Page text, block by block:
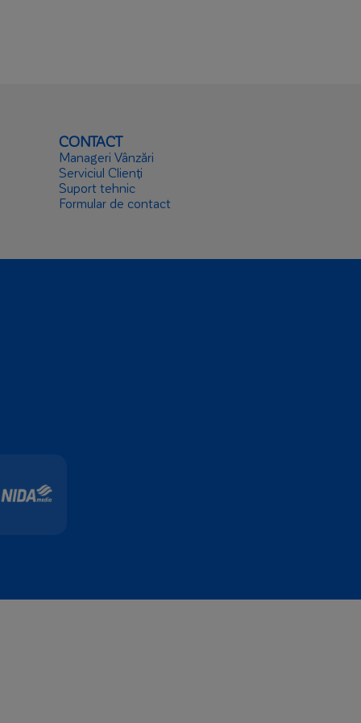
CONTACT
Manageri Vânzări
Serviciul Clienți
Suport tehnic
Formular de contact